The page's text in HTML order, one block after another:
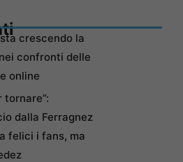
crescendo la
confronti delle
online
tornare”:
dalla Ferragnez
felici i fans, ma